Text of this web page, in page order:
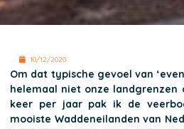
10/12/2020
Om dat typische gevoel van
helemaal niet onze landgrenzen
keer per jaar pak ik de
mooiste Waddeneilanden van